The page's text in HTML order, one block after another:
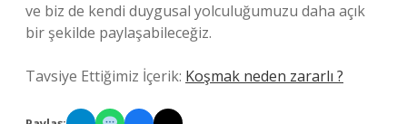
ve biz de kendi duygusal yolculuğumuzu daha açık
bir şekilde paylaşabileceğiz.
Tavsiye Ettiğimiz İçerik: Koşmak neden zararlı ?